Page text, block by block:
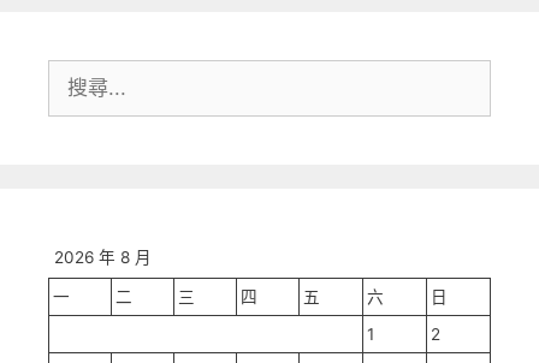
尋:
2026 年 8 月
一 二 三 四 五 六
日
1
2